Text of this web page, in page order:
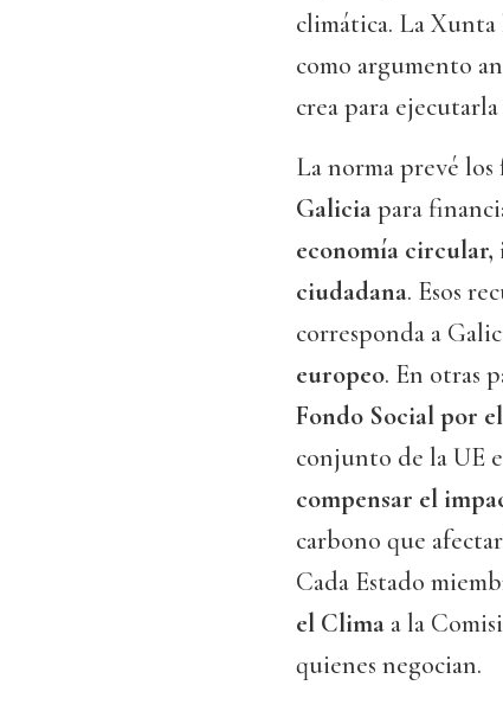
climática. La
como argumento
crea para ejecutarla
La norma prevé los
Galiciapara
economía circular,
ciudadana. Esos
corresponda a
europeo. En otras
Fondo Social por
conjunto de la UE
compensar el
carbono que
Cada Estado
el Clima a la
quienes negocian.